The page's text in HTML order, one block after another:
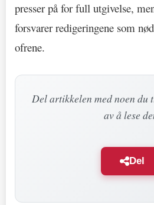
presser på for full utgivelse,
forsvarer redigeringene som
ofrene.
Del artikkelen med noen du
av å lese
Del